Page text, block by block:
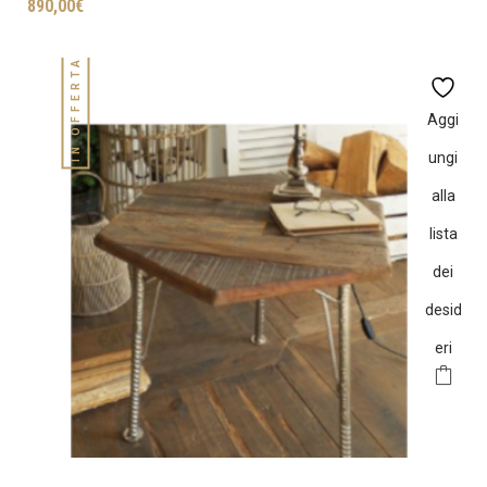
890,00€
IN OFFERTA! Aggi
ungi
alla
lista
dei
desid
eri